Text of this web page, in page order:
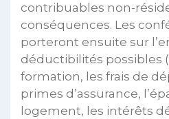
contribuables non-
conséquences. Les
porteront ensuite sur
déductibilités possibles
formation, les frais de
primes d’assurance,
logement, les intérêts